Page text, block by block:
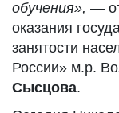
обучения», —
оказания
занятости
России» м.р.
Сысцова.